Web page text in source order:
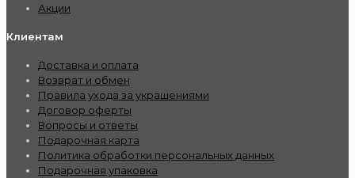
Акции
Клиентам
Доставка и оплата
Возврат и обмен
Правила ухода за украшениями
Договор оферты
Вопросы и ответы
Подарочная карта
Политика обработки персональных данных
Подарочная упаковка